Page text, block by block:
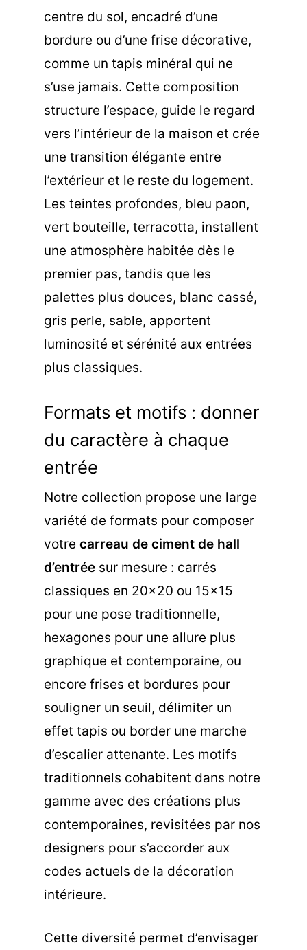
centre du sol, encadré d’une
bordure ou d’une frise décorative,
comme un tapis minéral qui ne
s’use jamais. Cette composition
structure l’espace, guide le regard
vers l’intérieur de la maison et crée
une transition élégante entre
l’extérieur et le reste du logement.
Les teintes profondes, bleu paon,
vert bouteille, terracotta, installent
une atmosphère habitée dès le
premier pas, tandis que les
palettes plus douces, blanc cassé,
gris perle, sable, apportent
luminosité et sérénité aux entrées
plus classiques.
Formats et motifs : donner
du caractère à chaque
entrée
Notre collection propose une large
variété de formats pour composer
votre carreau de ciment de hall
d’entrée sur mesure : carrés
classiques en 20×20 ou 15×15
pour une pose traditionnelle,
hexagones pour une allure plus
graphique et contemporaine, ou
encore frises et bordures pour
souligner un seuil, délimiter un
effet tapis ou border une marche
d’escalier attenante. Les motifs
traditionnels cohabitent dans notre
gamme avec des créations plus
contemporaines, revisitées par nos
designers pour s’accorder aux
codes actuels de la décoration
intérieure.
Cette diversité permet d’envisager